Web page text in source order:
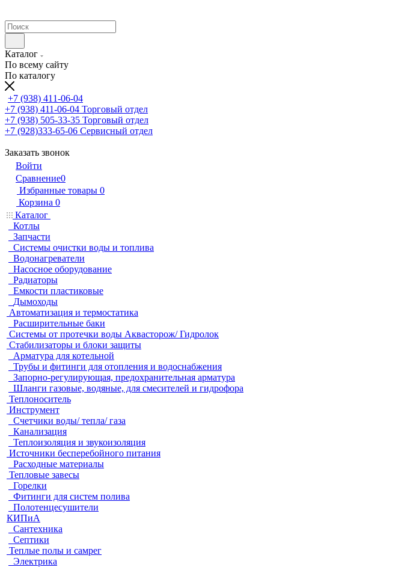
Каталог
По всему сайту
По каталогу
+7 (938) 411-06-04
+7 (938) 411-06-04 Торговый отдел
+7 (938) 505-33-35 Торговый отдел
+7 (928)333-65-06 Сервисный отдел
Заказать звонок
Войти
Сравнение0
Избранные товары 0
Корзина 0
Каталог
Котлы
Запчасти
Системы очистки воды и топлива
Водонагреватели
Насосное оборудование
Радиаторы
Емкости пластиковые
Дымоходы
Автоматизация и термостатика
Расширительные баки
Системы от протечки воды Аквасторож/ Гидролок
Стабилизаторы и блоки защиты
Арматура для котельной
Трубы и фитинги для отопления и водоснабжения
Запорно-регулирующая, предохранительная арматура
Шланги газовые, водяные, для смесителей и гидрофора
Теплоноситель
Инструмент
Счетчики воды/ тепла/ газа
Канализация
Теплоизоляция и звукоизоляция
Источники бесперебойного питания
Расходные материалы
Тепловые завесы
Горелки
Фитинги для систем полива
Полотенцесушители
КИПиА
Сантехника
Септики
Теплые полы и самрег
Электрика